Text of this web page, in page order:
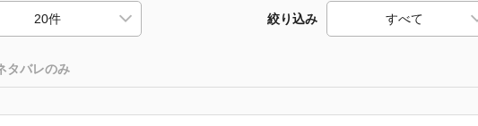
絞り込み
タバレのみ